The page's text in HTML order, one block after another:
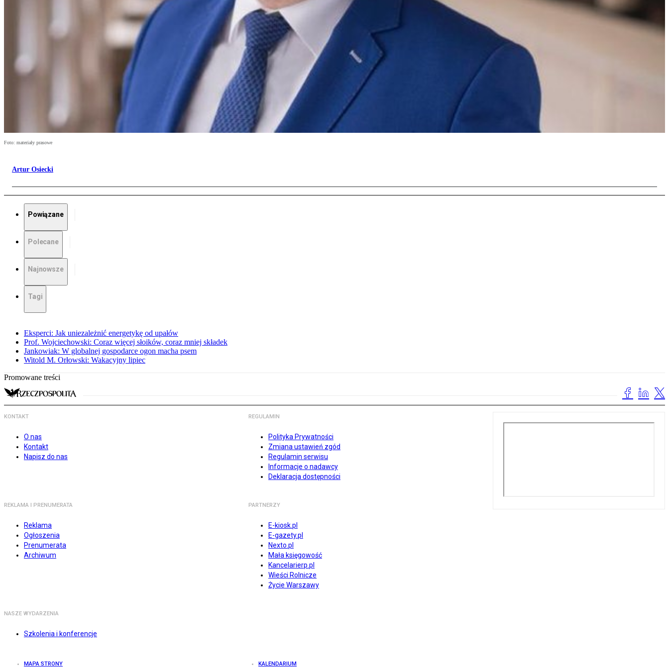
Foto: materiały prasowe
Artur Osiecki
Powiązane
Polecane
Najnowsze
Tagi
Eksperci: Jak uniezależnić energetykę od upałów
Prof. Wojciechowski: Coraz więcej słoików, coraz mniej składek
Jankowiak: W globalnej gospodarce ogon macha psem
Witold M. Orłowski: Wakacyjny lipiec
Promowane treści
KONTAKT
O nas
Kontakt
Napisz do nas
REGULAMIN
Polityka Prywatności
Zmiana ustawień zgód
Regulamin serwisu
Informacje o nadawcy
Deklaracja dostępności
REKLAMA I PRENUMERATA
Reklama
Ogłoszenia
Prenumerata
Archiwum
PARTNERZY
E-kiosk.pl
E-gazety.pl
Nexto.pl
Mała księgowość
Kancelarierp.pl
Wieści Rolnicze
Życie Warszawy
NASZE WYDARZENIA
Szkolenia i konferencje
MAPA STRONY KALENDARIUM